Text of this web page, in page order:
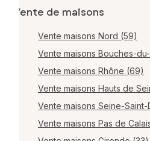
Vente de maisons
Vente maisons Nord (59)
Vente maisons Bouches-
Vente maisons Rhône (69)
Vente maisons Hauts de
Vente maisons Seine-Saint-
Vente maisons Pas de